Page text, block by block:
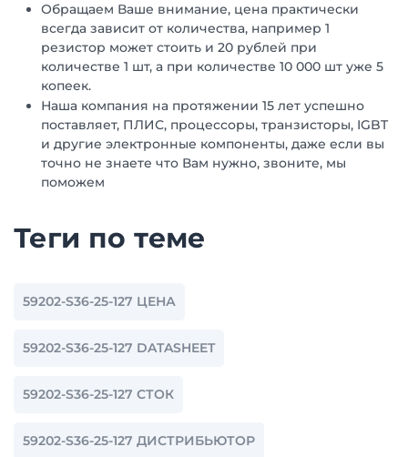
Обращаем Ваше внимание, цена практически
всегда зависит от количества, например 1
резистор может стоить и 20 рублей при
количестве 1 шт, а при количестве 10 000 шт уже 5
копеек.
Наша компания на протяжении 15 лет успешно
поставляет, ПЛИС, процессоры, транзисторы, IGBT
и другие электронные компоненты, даже если вы
точно не знаете что Вам нужно, звоните, мы
поможем
Теги по теме
59202-S36-25-127 ЦЕНА
59202-S36-25-127 DATASHEET
59202-S36-25-127 СТОК
59202-S36-25-127 ДИСТРИБЬЮТОР